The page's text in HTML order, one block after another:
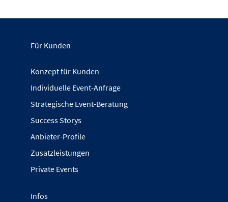
Für Kunden
Konzept für Kunden
Individuelle Event-Anfrage
Strategische Event-Beratung
Success Storys
Anbieter-Profile
Zusatzleistungen
Private Events
Infos